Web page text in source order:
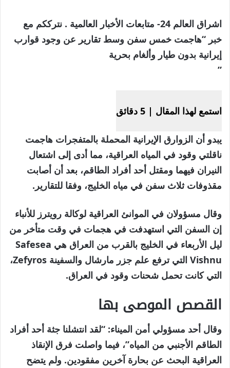
اشراق العالم 24- متابعات الأخبار العالمية . نترككم مع
خبر “هاجمت خمس سفن وسط تقارير عن وجود قوارب
إيرانية بدون طيار وألغام بحرية
”
استمع لهذا المقال | 5 دقائق
يبدو أن الزوارق الإيرانية المحملة بالمتفجرات هاجمت
ناقلتي وقود في المياه العراقية، مما أدى إلى اشتعال
النيران فيهما ومقتل أحد أفراد الطاقم، بعد أن أصابت
مقذوفات ثلاث سفن في مياه الخليج، وفقا للتقارير.
وقال مسؤولان في الموانئ العراقية لوكالة رويترز للأنباء
إن السفن التي استهدفت في هجمات في وقت متأخر من
ليل الأربعاء في الخليج بالقرب من العراق هي Safesea
Vishnu التي ترفع علم جزر مارشال والسفينة Zefyros،
التي كانت تحمل شحنات وقود في العراق.
القصص الموصى بها
قائمة
من
4
نهاية
القائمة
وقال أحد مسؤولي أمن الميناء: “لقد انتشلنا جثة أحد أفراد
الطاقم الأجنبي من المياه”، فيما واصلت فرق الإنقاذ
العراقية البحث عن بحارة آخرين مفقودين. ولم يتضح